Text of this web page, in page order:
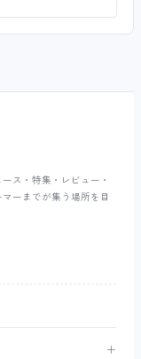
ス・特集・レビュー・
ーまでが集う場所を目
＋